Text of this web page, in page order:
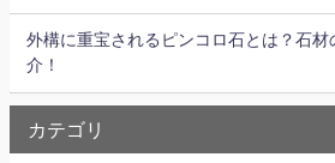
外構に重宝されるピンコロ石とは？石材
介！
カテゴリ